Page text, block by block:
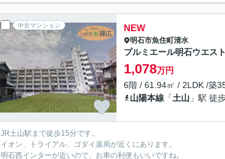
中古マンション NEW
明石市魚住町清水
プルミエール明石ウエス
1,078万円
6階 / 61.94㎡ / 2LDK /築
山陽本線 「土山 」駅 徒
JR土山駅まで徒歩15分です。
イオン、トライアル、ゴダイ薬局が近くにあります。
明石西インターが近いので、お車の利便もいいですね。